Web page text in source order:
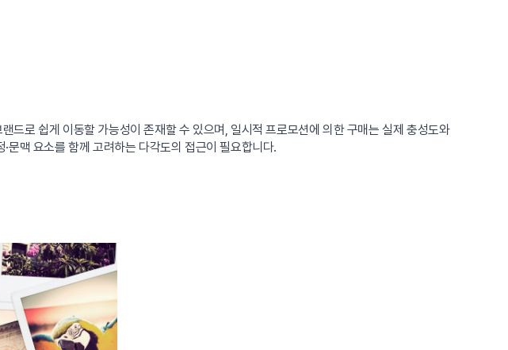
드로 쉽게 이동할 가능성이 존재할 수 있으며, 일시적 프로모션에 의한 구매는 실제 충성도와
문맥 요소를 함께 고려하는 다각도의 접근이 필요합니다.